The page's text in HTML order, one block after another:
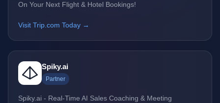
On Your Next Flight & Hotel Bookings!
Visit Trip.com Today →
Spiky.ai
Partner
Spiky.ai - Real-Time AI Sales Coaching & Meeting